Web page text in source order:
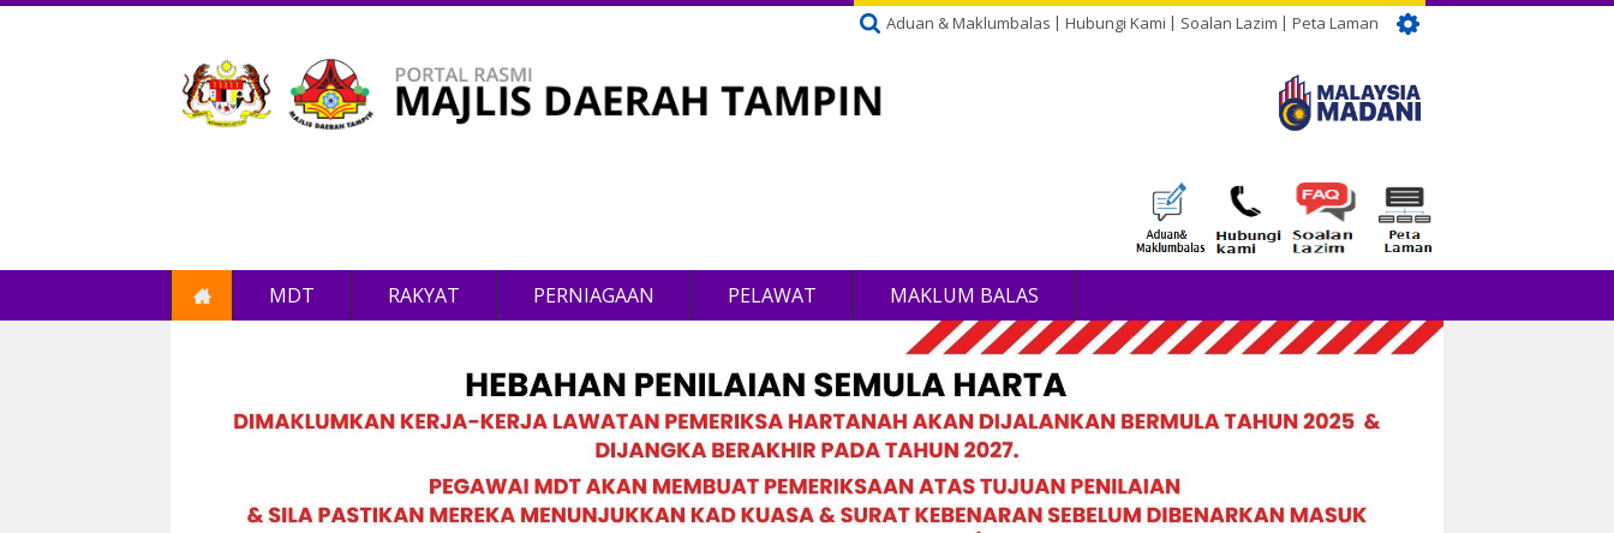
Aduan & Maklumbalas Hubungi Kami Soalan Lazim Peta Laman
MDT RAKYAT PERNIAGAAN PELAWAT MAKLUM BALAS